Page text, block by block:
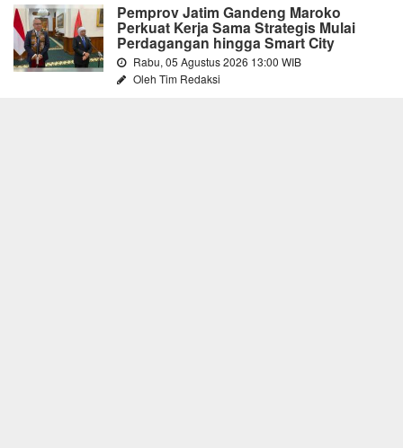
Pemprov Jatim Gandeng Maroko
Perkuat Kerja Sama Strategis Mulai
Perdagangan hingga Smart City
Rabu, 05 Agustus 2026 13:00 WIB
Oleh Tim Redaksi